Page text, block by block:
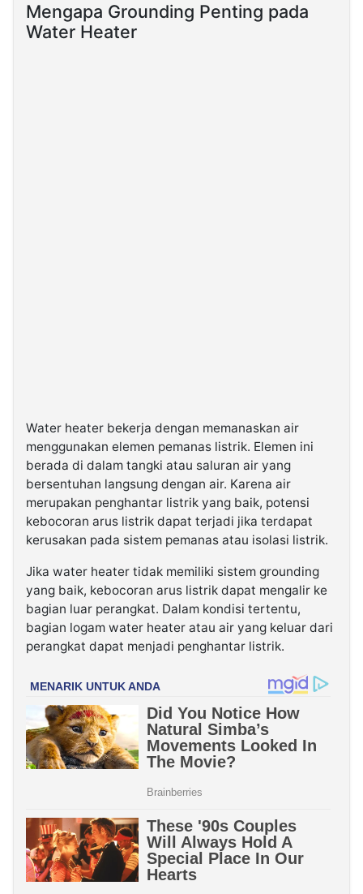
Mengapa Grounding Penting pada
Water Heater
Water heater bekerja dengan memanaskan air
menggunakan elemen pemanas listrik. Elemen ini
berada di dalam tangki atau saluran air yang
bersentuhan langsung dengan air. Karena air
merupakan penghantar listrik yang baik, potensi
kebocoran arus listrik dapat terjadi jika terdapat
kerusakan pada sistem pemanas atau isolasi listrik.
Jika water heater tidak memiliki sistem grounding
yang baik, kebocoran arus listrik dapat mengalir ke
bagian luar perangkat. Dalam kondisi tertentu,
bagian logam water heater atau air yang keluar dari
perangkat dapat menjadi penghantar listrik.